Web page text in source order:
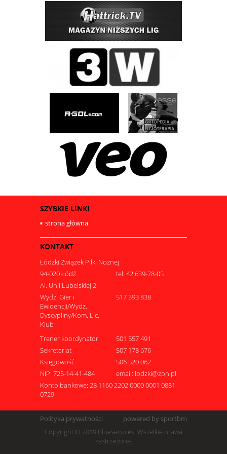
SZYBKIE LINKI
strona główna
KONTAKT
Łódzki Związek Piłki Nożnej
94-020 Łódź
tel: 42 639-78-05
Al. Unii Lubelskiej 2
Wydz. Gier i
Ewidencji/Wydz.
Dyscypliny/Kom. Lic.
Klub
517 393 838
Trener koordynator
501 557 491
Sekretariat
507 178 676
Księgowość
506 520 062
NIP: 725-14-41-484
email: lodzki@zpn.pl
Konto bankowe: 28 1160 2202 0000 0001 0881
0729
Polityka prywatności
powered by sportbm
Copyright © 2019 Blueservices. Wszelkie prawa
zastrzeżone.